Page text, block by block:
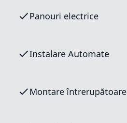
Panouri electrice
Instalare Automate
Montare întrerupătoare